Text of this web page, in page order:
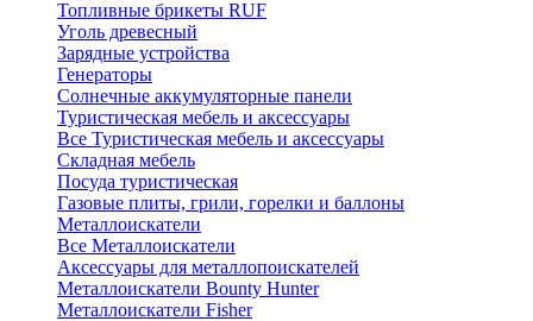
Топливные брикеты RUF
Уголь древесный
Зарядные устройства
Генераторы
Солнечные аккумуляторные панели
Туристическая мебель и аксессуары
Все Туристическая мебель и аксессуары
Складная мебель
Посуда туристическая
Газовые плиты, грили, горелки и баллоны
Металлоискатели
Все Металлоискатели
Аксессуары для металлопоискателей
Металлоискатели Bounty Hunter
Металлоискатели Fisher